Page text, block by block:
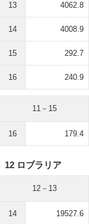
13 4062.8
14 4008.9
15 292.7
16 240.9
11－15
16 179.4
12 ロブラリア
12－13
14 19527.6